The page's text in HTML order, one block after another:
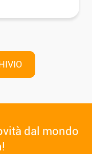
dal mondo